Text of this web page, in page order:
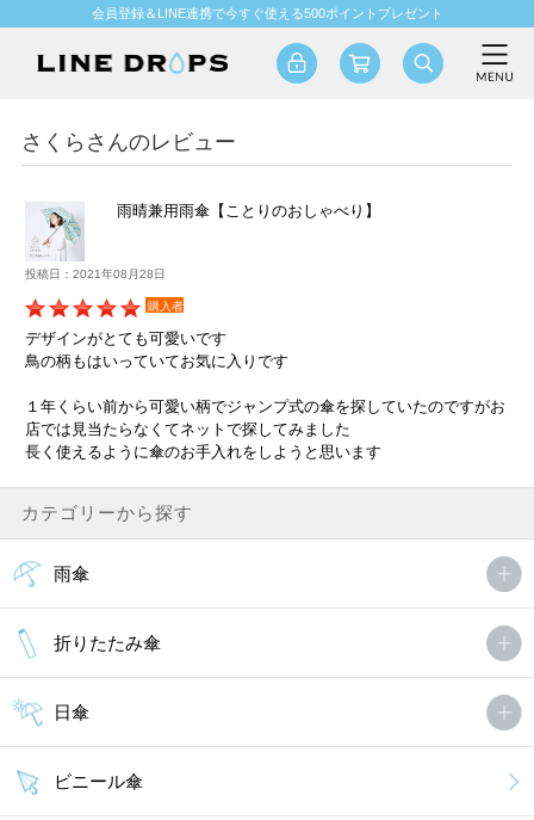
会員登録＆LINE連携で今すぐ使える500ポイントプレゼント
さくらさんのレビュー
雨晴兼用雨傘【ことりのおしゃべり】
投稿日：2021年08月28日
購入者
デザインがとても可愛いです
鳥の柄もはいっていてお気に入りです
１年くらい前から可愛い柄でジャンプ式の傘を探していたのですがお
店では見当たらなくてネットで探してみました
長く使えるように傘のお手入れをしようと思います
カテゴリーから探す
雨傘
折りたたみ傘
日傘
ビニール傘